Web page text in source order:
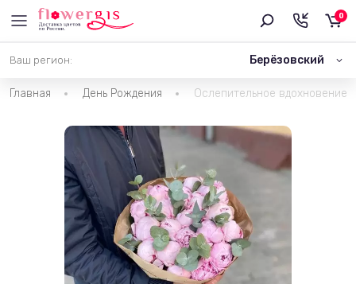
Ваш регион: Берёзовский
0
Главная День Рождения Ослепительное вдохновение